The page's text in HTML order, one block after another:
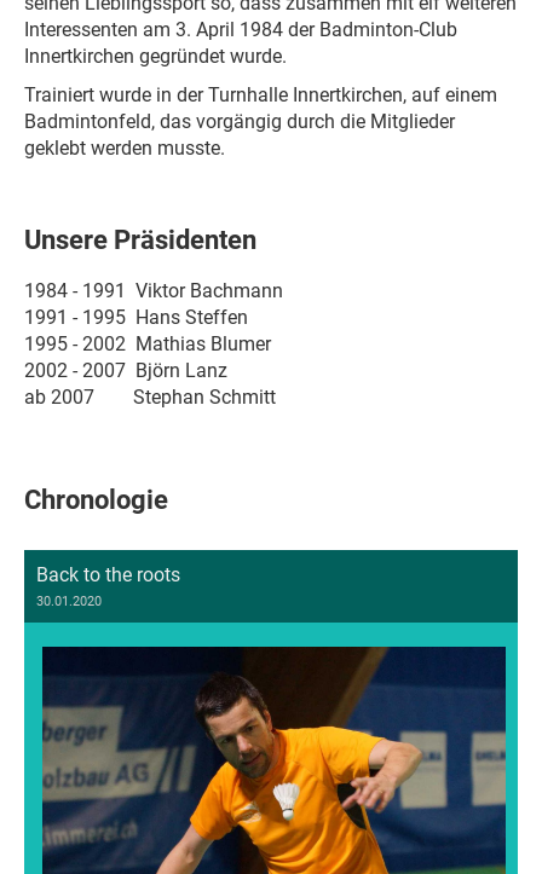
Interessenten am 3. April 1984 der Badminton-Club
Innertkirchen gegründet wurde.
Trainiert wurde in der Turnhalle Innertkirchen, auf einem
Badmintonfeld, das vorgängig durch die Mitglieder
geklebt werden musste.
Unsere Präsidenten
1984 - 1991 Viktor Bachmann
1991 - 1995 Hans Steffen
1995 - 2002 Mathias Blumer
2002 - 2007 Björn Lanz
ab 2007 Stephan Schmitt
Chronologie
Back to the roots
30.01.2020